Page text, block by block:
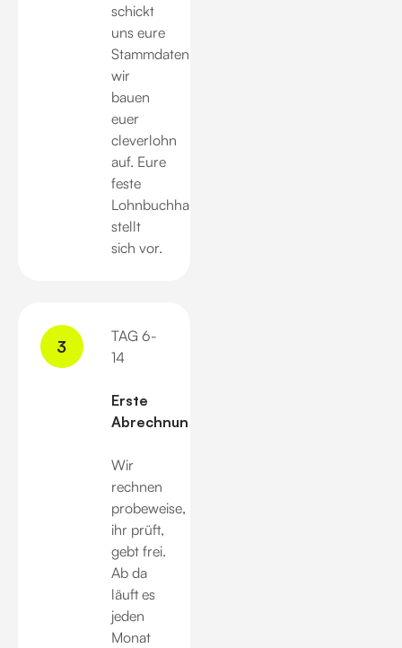
schickt
uns eure
Stammdaten,
wir
bauen
euer
cleverlohn
auf. Eure
feste
Lohnbuchhalterin
stellt
sich vor.
3
TAG 6-
14
Erste
Abrechnung.
Wir
rechnen
probeweise,
ihr prüft,
gebt frei.
Ab da
läuft es
jeden
Monat